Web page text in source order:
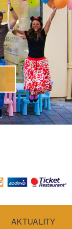
AKTUALITY